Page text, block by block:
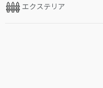
エクステリア